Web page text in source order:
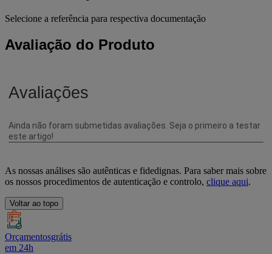
Selecione a referência para respectiva documentação
Avaliação do Produto
As nossas análises são autênticas e fidedignas. Para saber mais sobre
os nossos procedimentos de autenticação e controlo, clique aqui.
Voltar ao topo
Orçamentosgrátis
em 24h